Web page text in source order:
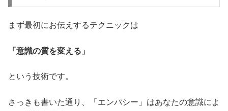
まず最初にお伝えするテクニックは
「意識の質を変える」
という技術です。
さっきも書いた通り、「エンパシー」はあなたの意識によ